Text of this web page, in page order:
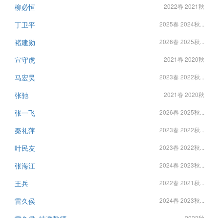
柳必恒 2022春 2021秋
丁卫平 2025春 2024秋...
褚建勋 2026春 2025秋...
宣守虎 2021春 2020秋
马宏昊 2023春 2022秋...
张驰 2021春 2020秋
张一飞 2026春 2025秋...
秦礼萍 2023春 2022秋...
叶民友 2023春 2022秋...
张海江 2024春 2023秋...
王兵 2022春 2021秋...
雷久侯 2024春 2023秋...